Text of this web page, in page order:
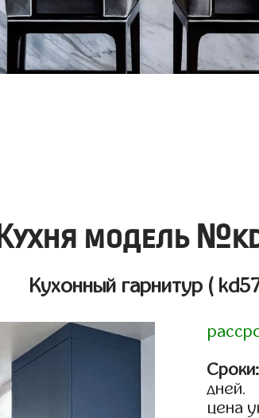
Кухня модель
Кухонный гарнитур (
Сроки:
дней.
цена